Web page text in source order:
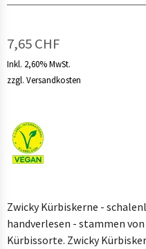
B2B
SHOP
7,65 CHF
Inkl. 2,60% MwSt.
zzgl. Versandkosten
Zwicky Kürbiskerne -
handverlesen - stammen
Kürbissorte. Zwicky